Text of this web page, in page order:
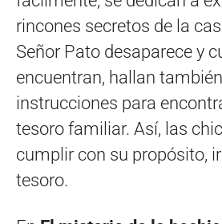
rincones secretos de la
Señor Pato desaparece y
encuentran, hallan
instrucciones para
tesoro familiar. Así, las
cumplir con su propósito,
tesoro.